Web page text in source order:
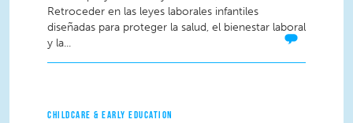
Retroceder en las leyes laborales infantiles
diseñadas para proteger la salud, el bienestar laboral
y la...
CHILDCARE & EARLY EDUCATION